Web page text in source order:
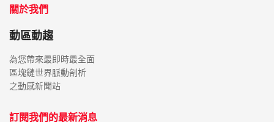
關於我們
動區動趨
為您帶來最即時最全面
區塊鏈世界脈動剖析
之動感新聞站
訂閱我們的最新消息